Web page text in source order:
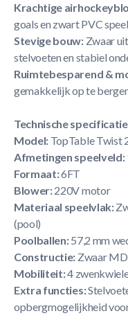
Krachtige
goals en zwart PVC
Stevige bouw:Zwaar
stelvoeten en stabiel
Ruimtebesparend &
gemakkelijk op te
Technische
Model: TopTable Twist
Afmetingen speelveld:
Formaat:6FT
Blower:220V motor
Materiaal speelvlak:
(pool)
Poolballen:57,2 mm
Constructie: Zwaar
Mobiliteit:4
Extra functies:
opbergmogelijkheid